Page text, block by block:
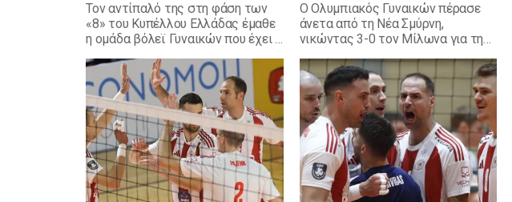
Τον αντίπαλό της στη φάση των
«8» του Κυπέλλου Ελλάδας έμαθε
η ομάδα βόλεϊ Γυναικών που έχει ο
κλήρωση.
Ο Ολυμπιακός Γυναικών πέρασε
άνετα από τη Νέα Σμύρνη,
νικώντας 3-0 τον Μίλωνα για τη
με κορυφαία την Κούμπουρα (23
π.).